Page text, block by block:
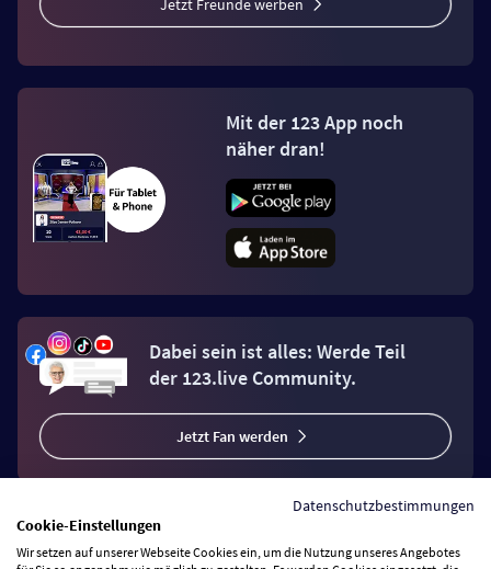
Jetzt Freunde werben
Mit der 123 App noch
näher dran!
Dabei sein ist alles: Werde Teil
der 123.live Community.
Jetzt Fan werden
Datenschutzbestimmungen
Cookie-Einstellungen
Wir setzen auf unserer Webseite Cookies ein, um die Nutzung unseres Angebotes